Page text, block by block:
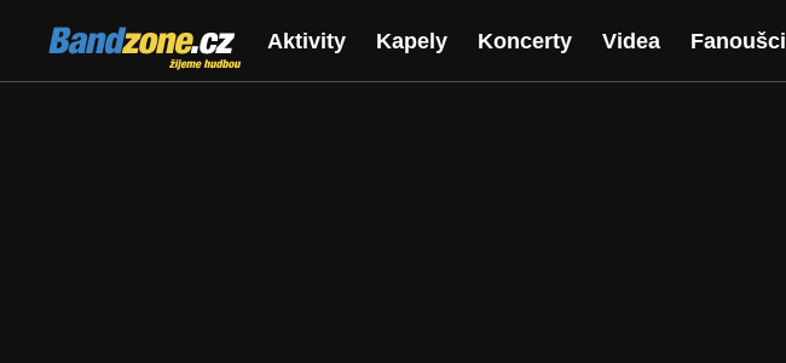
Bandzone.cz
žijeme hudbou
Aktivity Kapely Koncerty Videa Fanoušci